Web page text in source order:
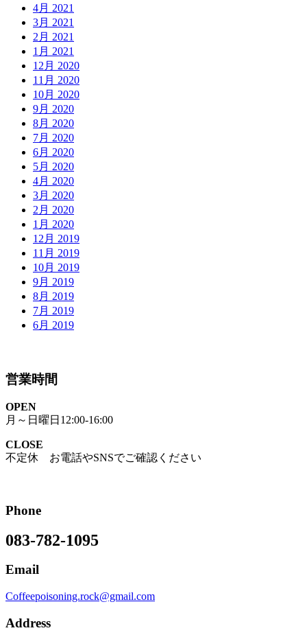
4月 2021
3月 2021
2月 2021
1月 2021
12月 2020
11月 2020
10月 2020
9月 2020
8月 2020
7月 2020
6月 2020
5月 2020
4月 2020
3月 2020
2月 2020
1月 2020
12月 2019
11月 2019
10月 2019
9月 2019
8月 2019
7月 2019
6月 2019
営業時間
OPEN
月～日曜日12:00-16:00
CLOSE
不定休 お電話やSNSでご確認ください
Phone
083-782-1095
Email
Coffeepoisoning.rock@gmail.com
Address